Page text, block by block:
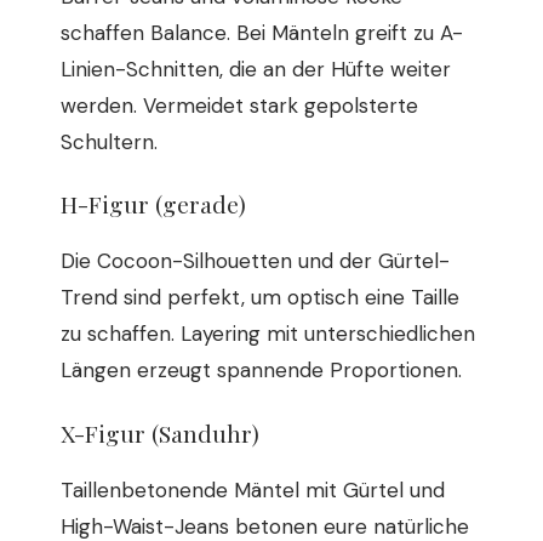
schaffen Balance. Bei Mänteln greift zu A-
Linien-Schnitten, die an der Hüfte weiter
werden. Vermeidet stark gepolsterte
Schultern.
H-Figur (gerade)
Die Cocoon-Silhouetten und der Gürtel-
Trend sind perfekt, um optisch eine Taille
zu schaffen. Layering mit unterschiedlichen
Längen erzeugt spannende Proportionen.
X-Figur (Sanduhr)
Taillenbetonende Mäntel mit Gürtel und
High-Waist-Jeans betonen eure natürliche